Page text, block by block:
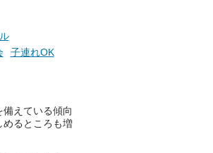
部株式会社
子連れOK
えている傾向
るところも増